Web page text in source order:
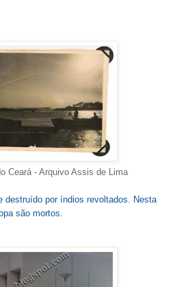
Ceará - Arquivo Assis de Lima
destruído por índios revoltados. Nesta
são mortos.